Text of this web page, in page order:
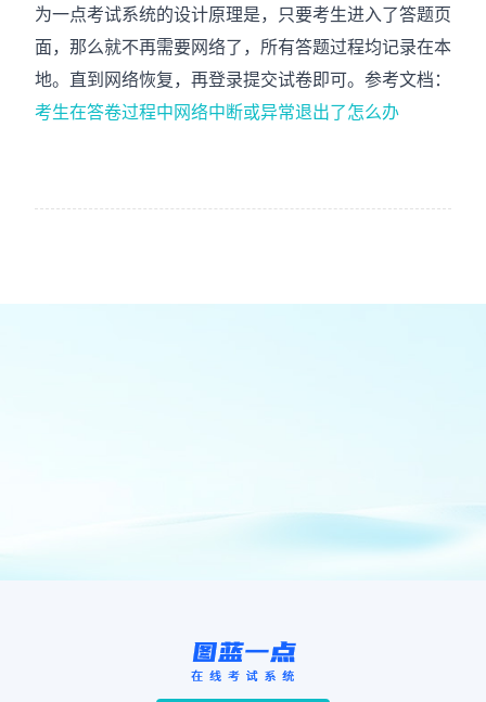
为一点考试系统的设计原理是，只要考生进入了答题页
面，那么就不再需要网络了，所有答题过程均记录在本
地。直到网络恢复，再登录提交试卷即可。参考文档：
考生在答卷过程中网络中断或异常退出了怎么办